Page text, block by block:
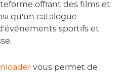
offrant des films et
qu'un catalogue
sportifs et
vous permet de